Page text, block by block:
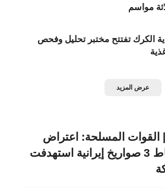
مواسم
الكرك تفتتح مختبر تحليل وفحص
عرض المزيد
القوات المسلحة: اعتراض
وإسقاط 3 صواريخ إيرانية استهدفت